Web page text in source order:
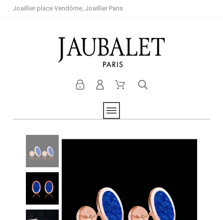
Joaillier place Vendôme, Joaillier Paris